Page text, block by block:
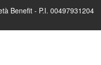
Benefit - P.I. 00497931204